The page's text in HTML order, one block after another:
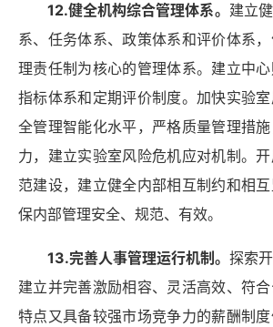
12.健全机构综合管理体系。 建立
系、任务体系、政策体系和评价体系
理责任制为核心的管理体系。建立中
指标体系和定期评价制度。加快实验
全管理智能化水平，严格质量管理措
力，建立实验室风险危机应对机制。
范建设，建立健全内部相互制约和相
保内部管理安全、规范、有效。
13.完善人事管理运行机制 。 探索
建立并完善激励相容、灵活高效、符
特点又具备较强市场竞争力的薪酬制度